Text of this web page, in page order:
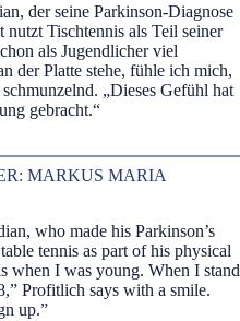
der seine Parkinson-Diagnose
Tischtennis als Teil seiner
als Jugendlicher viel
der Platte stehe, fühle ich mich,
„Dieses Gefühl hat
gebracht.“
MARKUS MARIA
who made his Parkinson’s
tennis as part of his physical
when I was young. When I stand
Profitlich says with a smile.
up.”